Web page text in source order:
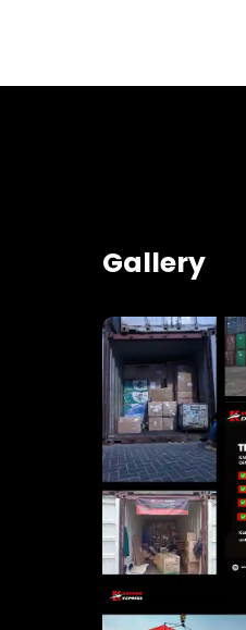
Gallery